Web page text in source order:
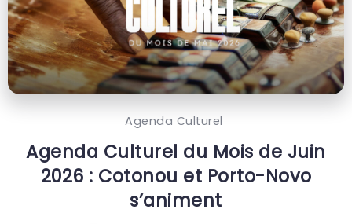
Agenda Culturel
Agenda Culturel du Mois de Juin
2026 : Cotonou et Porto-Novo
s’animent